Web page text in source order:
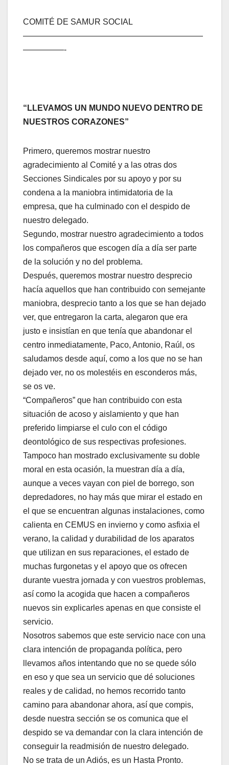
COMITÉ DE SAMUR SOCIAL
——————————————————————
—————-
“LLEVAMOS UN MUNDO NUEVO DENTRO DE
NUESTROS CORAZONES”
Primero, queremos mostrar nuestro
agradecimiento al Comité y a las otras dos
Secciones Sindicales por su apoyo y por su
condena a la maniobra intimidatoria de la
empresa, que ha culminado con el despido de
nuestro delegado.
Segundo, mostrar nuestro agradecimiento a todos
los compañeros que escogen día a día ser parte
de la solución y no del problema.
Después, queremos mostrar nuestro desprecio
hacía aquellos que han contribuido con semejante
maniobra, desprecio tanto a los que se han dejado
ver, que entregaron la carta, alegaron que era
justo e insistían en que tenía que abandonar el
centro inmediatamente, Paco, Antonio, Raúl, os
saludamos desde aquí, como a los que no se han
dejado ver, no os molestéis en esconderos más,
se os ve.
“Compañeros” que han contribuido con esta
situación de acoso y aislamiento y que han
preferido limpiarse el culo con el código
deontológico de sus respectivas profesiones.
Tampoco han mostrado exclusivamente su doble
moral en esta ocasión, la muestran día a día,
aunque a veces vayan con piel de borrego, son
depredadores, no hay más que mirar el estado en
el que se encuentran algunas instalaciones, como
calienta en CEMUS en invierno y como asfixia el
verano, la calidad y durabilidad de los aparatos
que utilizan en sus reparaciones, el estado de
muchas furgonetas y el apoyo que os ofrecen
durante vuestra jornada y con vuestros problemas,
así como la acogida que hacen a compañeros
nuevos sin explicarles apenas en que consiste el
servicio.
Nosotros sabemos que este servicio nace con una
clara intención de propaganda política, pero
llevamos años intentando que no se quede sólo
en eso y que sea un servicio que dé soluciones
reales y de calidad, no hemos recorrido tanto
camino para abandonar ahora, así que compis,
desde nuestra sección se os comunica que el
despido se va demandar con la clara intención de
conseguir la readmisión de nuestro delegado.
No se trata de un Adiós, es un Hasta Pronto.